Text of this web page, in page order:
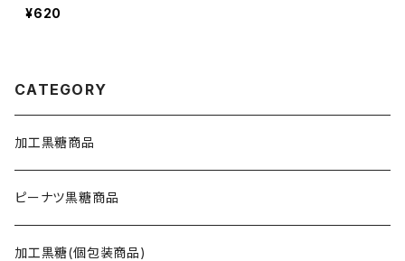
¥620
CATEGORY
加工黒糖商品
ピーナツ黒糖商品
加工黒糖(個包装商品)